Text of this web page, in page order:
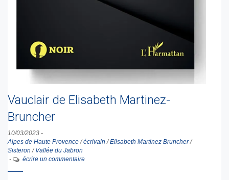
Vauclair de Elisabeth Martinez-
Bruncher
10/03/2023 -
Alpes de Haute Provence/écrivain /Elisabeth Martinez Bruncher/
Sisteron / Vallée du Jabron
-
écrire un commentaire